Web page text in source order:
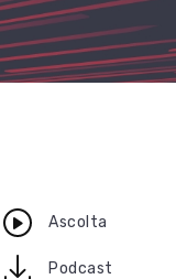
Ascolta
downloadPodcast